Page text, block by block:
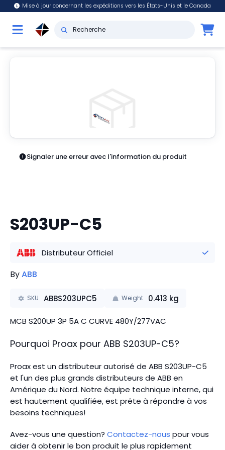
Mise à jour concernant les expéditions vers les États-Unis et le Canada
Signaler une erreur avec l'information du produit
S203UP-C5
Distributeur Officiel
ByABB
SKU ABBS203UPC5 Weight 0.413 kg
MCB S200UP 3P 5A C CURVE 480Y/277VAC
Pourquoi Proax pour ABB S203UP-C5?
Proax est un distributeur autorisé de ABB S203UP-C5
et l'un des plus grands distributeurs de ABB en
Amérique du Nord. Notre équipe technique interne, qui
est hautement qualifiée, est prête à répondre à vos
besoins techniques!
Avez-vous une question? Contactez-nous pour vous
aider à obtenir le bon produit le plus rapidement